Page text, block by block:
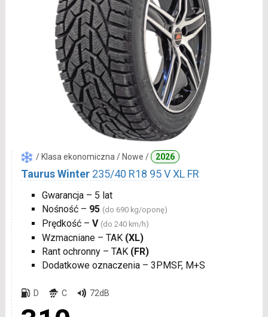
/ Klasa ekonomiczna / Nowe / 2026
Taurus Winter 235/40 R18 95 V XL FR
Gwarancja – 5 lat
Nośność – 95 (do 690 kg/oponę)
Prędkość – V (do 240 km/h)
Wzmacniane – TAK (XL)
Rant ochronny – TAK (FR)
Dodatkowe oznaczenia – 3PMSF, M+S
D C 72dB